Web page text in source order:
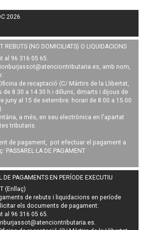
2026
REBUTS (NO DOMICILIATS) O LIQUIDACIONS
al 96 316 05 65.
, amb nom,
de recaptació (C/ Màrtirs de la Llibertat,
de 8.30 a 14.30 h i dilluns, dimarts i dijous de
juny al 15 de setembre: horari de 8.00 a 15.00
a més, en seu electrònica en l'apartat
tributaris.
de pagament, pot efectuar el pagament a
PASSAREL·LA DE PAGAMENT
DE PAGAMENTS EN PERÍODE EXECUTIU
(Enllaç)
derebuts i liquidacions en període
els documents de pagament:
al 96 316 05 65.
.